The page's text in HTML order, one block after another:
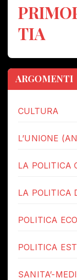
TIA
ARGOMENTI
CULTURA
L’UNIONE
LA POLITICA
LA POLITICA
POLITICA
POLITICA
SANITA’-